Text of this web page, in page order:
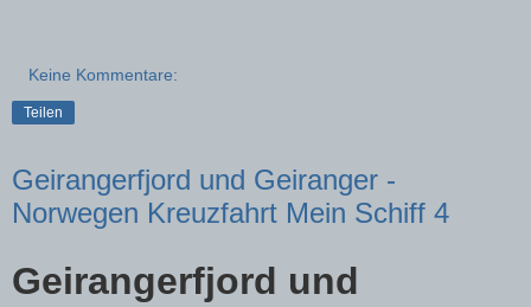
Keine Kommentare:
Teilen
Geirangerfjord und Geiranger -
Norwegen Kreuzfahrt Mein Schiff 4
Geirangerfjord und